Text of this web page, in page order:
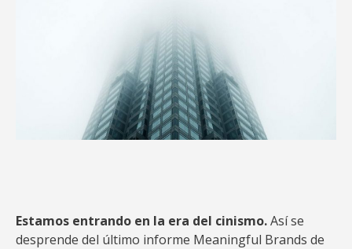
Estamos entrando en la era del cinismo.Así se
desprende del último informe Meaningful Brands de